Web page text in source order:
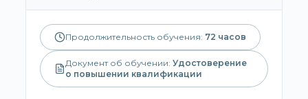
Продолжительность обучения: 72 часов
Документ об обучении: Удостоверение
о повышении квалификации